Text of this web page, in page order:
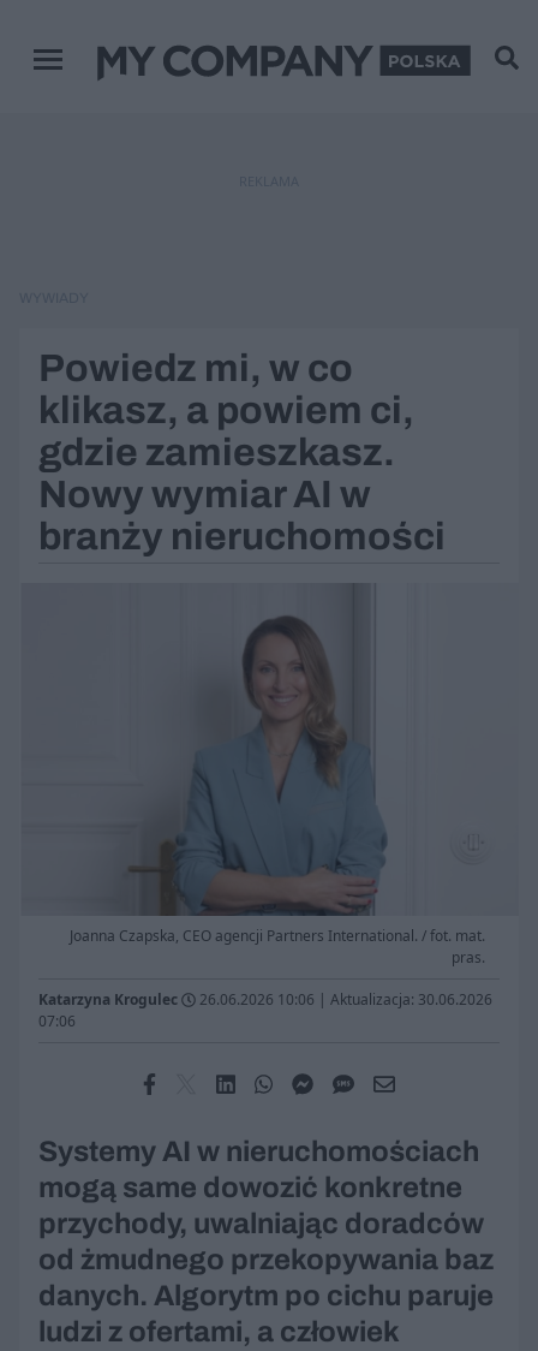
Menu główne
Powiedz mi, w co
klikasz, a powiem ci,
gdzie zamieszkasz.
Nowy wymiar AI w
branży nieruchomości
Joanna Czapska, CEO agencji Partners International. / fot. mat.
pras.
Katarzyna Krogulec 26.06.2026 10:06 | Aktualizacja: 30.06.2026
07:06
Systemy AI w nieruchomościach
mogą same dowozić konkretne
przychody, uwalniając doradców
od żmudnego przekopywania baz
danych. Algorytm po cichu paruje
ludzi z ofertami, a człowiek